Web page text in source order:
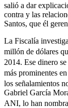
salió a dar
contra y las
Santos, que él
La Fiscalía
millón de dólares
2014. Ese dinero
más prominentes
los señalamientos
Gabriel García
ANI, lo han